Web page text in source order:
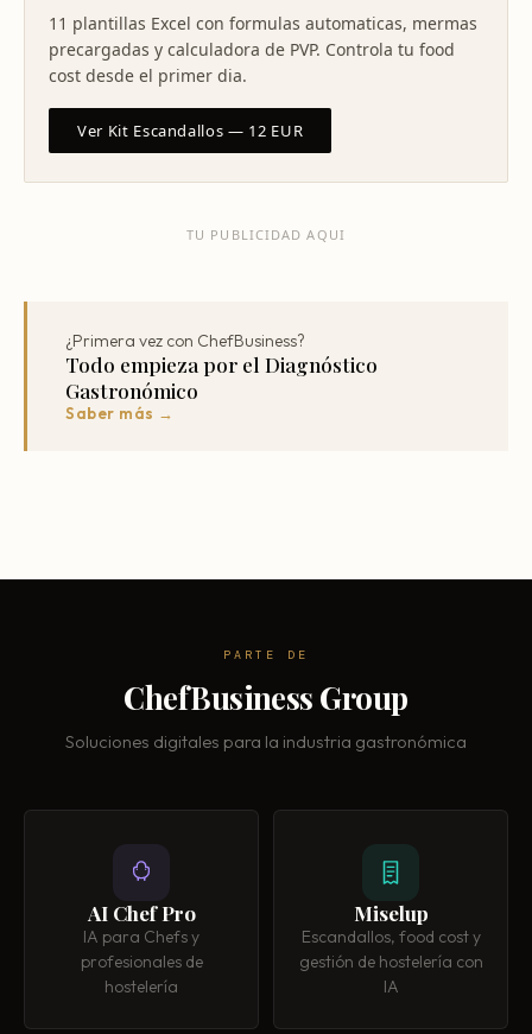
11 plantillas Excel con formulas automaticas, mermas
precargadas y calculadora de PVP. Controla tu food
cost desde el primer dia.
Ver Kit Escandallos — 12 EUR
TU PUBLICIDAD AQUI
¿Primera vez con ChefBusiness?
Todo empieza por el Diagnóstico
Gastronómico
Saber más →
PARTE DE
ChefBusiness Group
Soluciones digitales para la industria gastronómica
AI Chef Pro
IA para Chefs y
profesionales de
hostelería
Miselup
Escandallos, food cost y
gestión de hostelería con
IA